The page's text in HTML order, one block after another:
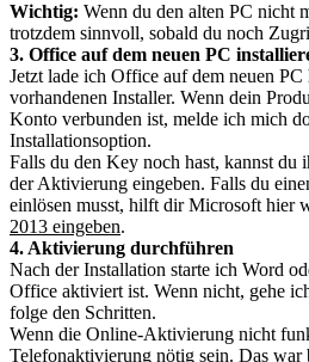
Wichtig: Wenn du den alten PC nicht
trotzdem sinnvoll, sobald du noch
3. Office auf dem neuen PC
Jetzt lade ich Office auf dem neuen PC
vorhandenen Installer. Wenn dein
Konto verbunden ist, melde ich mich
Installationsoption.
Falls du den Key noch hast, kannst du
der Aktivierung eingeben. Falls du
einlösen musst, hilft dir Microsoft hier
2013 eingeben.
4. Aktivierung durchführen
Nach der Installation starte ich Word
Office aktiviert ist. Wenn nicht, gehe
folge den Schritten.
Wenn die Online-Aktivierung nicht
Telefonaktivierung nötig sein. Das war